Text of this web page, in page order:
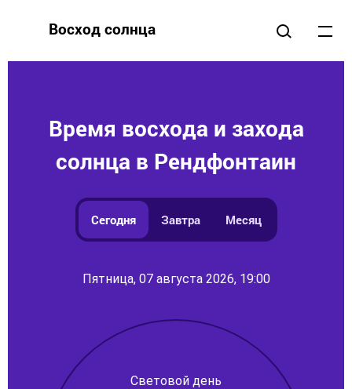
Восход солнца
Время восхода и захода
солнца в Рендфонтаин
Сегодня Завтра Месяц
Пятница, 07 августа 2026, 19:00
Световой день